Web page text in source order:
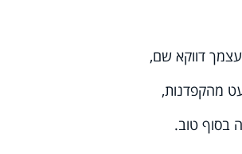
דווקא שם,
מהקפדנות,
בסוף טוב.